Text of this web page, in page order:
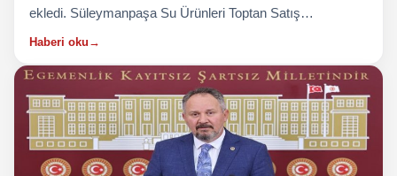
ekledi. Süleymanpaşa Su Ürünleri Toptan Satış…
Haberi oku →